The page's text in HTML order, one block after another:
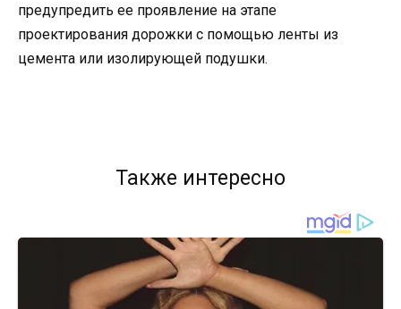
предупредить ее проявление на этапе
проектирования дорожки с помощью ленты из
цемента или изолирующей подушки.
Также интересно